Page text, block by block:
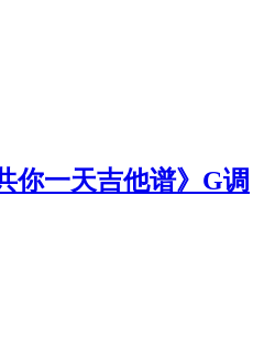
你一天吉他谱》G调